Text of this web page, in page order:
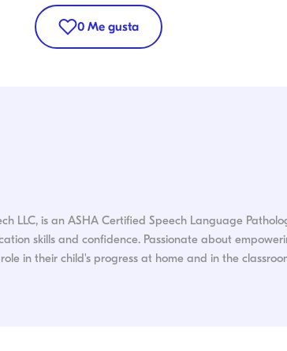
0 Me gusta
LLC, is an ASHA Certified Speech Language
skills and confidence. Passionate about
in their child's progress at home and in the